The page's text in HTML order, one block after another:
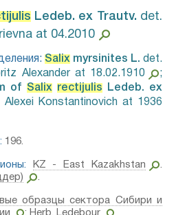
Ledeb. ex Trautv.⁣ det.
at 04.2010
Salix myrsinites L.⁣ det.
Alexander at 18.02.1910
;
of
Salix rectijulis Ledeb. ex
Konstantinovich at 1936
196.
KZ - East Kazakhstan
.
.
образцы сектора Сибири и
; Herb. Ledebour